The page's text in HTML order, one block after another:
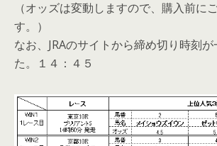
（オッズは変動しますので、購入前に
す。）
なお、JRAのサイトから締め切り時刻
た。１４：４５